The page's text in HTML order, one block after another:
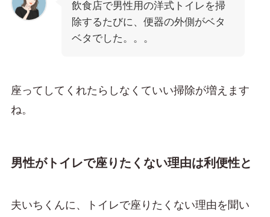
飲食店で男性用の洋式トイレを掃
除するたびに、便器の外側がベタ
ベタでした。。。
座ってしてくれたらしなくていい掃除が増えます
ね。
男性がトイレで座りたくない理由は利便性と
夫いちくんに、トイレで座りたくない理由を聞い